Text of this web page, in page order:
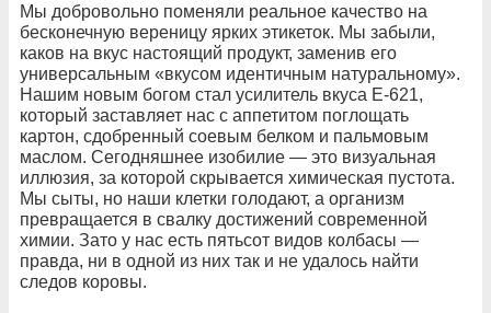
Мы добровольно поменяли реальное качество на
бесконечную вереницу ярких этикеток. Мы забыли,
каков на вкус настоящий продукт, заменив его
универсальным «вкусом идентичным натуральному».
Нашим новым богом стал усилитель вкуса Е-621,
который заставляет нас с аппетитом поглощать
картон, сдобренный соевым белком и пальмовым
маслом. Сегодняшнее изобилие — это визуальная
иллюзия, за которой скрывается химическая пустота.
Мы сыты, но наши клетки голодают, а организм
превращается в свалку достижений современной
химии. Зато у нас есть пятьсот видов колбасы —
правда, ни в одной из них так и не удалось найти
следов коровы.